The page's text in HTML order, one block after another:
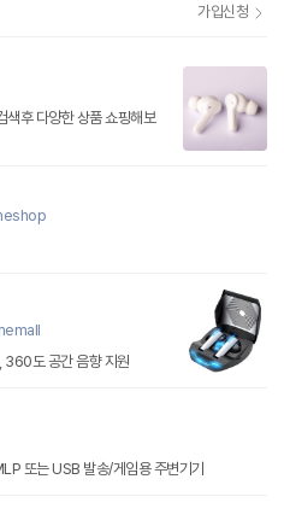
가입신청
색후 다양한 상품 쇼핑해보
도 공간 음향 지원
또는 USB 발송/게임용 주변기기